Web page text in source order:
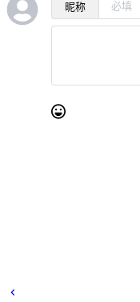
昵称